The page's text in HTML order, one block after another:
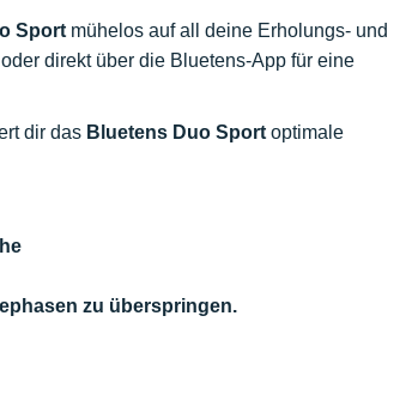
Sport mühelos auf all deine Erholungs- und
direkt über die Bluetens-App für eine
dir das Bluetens Duo Sport optimale
zu überspringen.